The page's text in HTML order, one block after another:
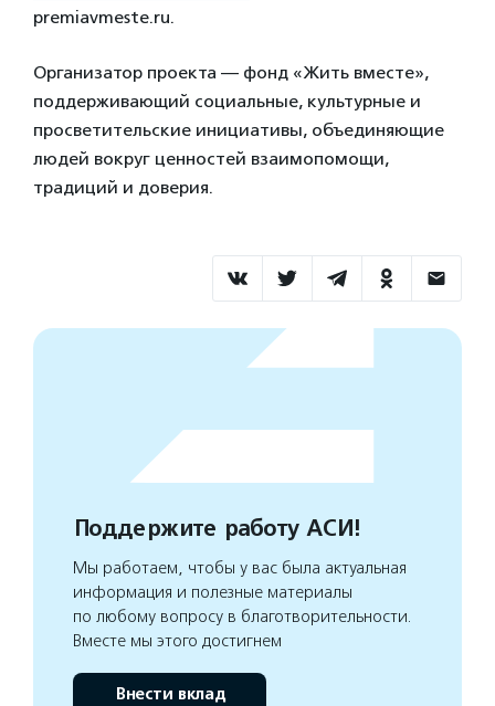
premiavmeste.ru.
Организатор проекта — фонд «Жить вместе»,
поддерживающий социальные, культурные и
просветительские инициативы, объединяющие
людей вокруг ценностей взаимопомощи,
традиций и доверия.
Поддержите работу АСИ!
Мы работаем, чтобы у вас была актуальная
информация и полезные материалы
по любому вопросу в благотворительности.
Вместе мы этого достигнем
Внести вклад